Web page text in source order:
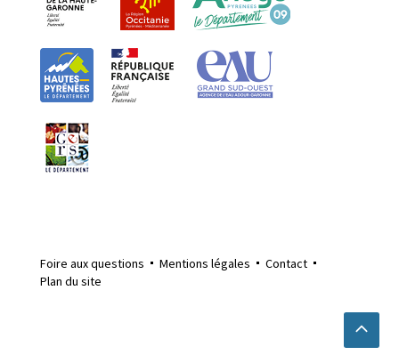
Foire aux questions Mentions légales
Contact
Plan du site